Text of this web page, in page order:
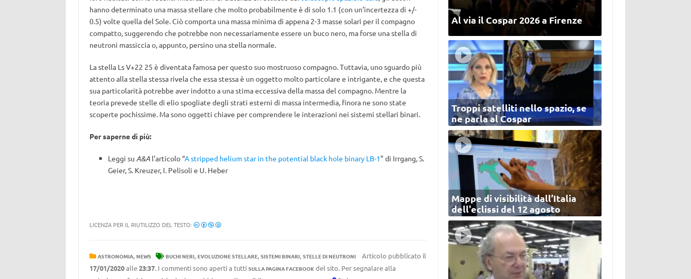
hanno determinato una massa stellare che molto probabilmente è di solo 1.1 (con un’incertezza di +/-
0.5) volte quella del Sole. Ciò comporta una massa minima di appena 2-3 masse solari per il compagno
compatto, suggerendo che potrebbe non necessariamente essere un buco nero, ma forse una stella di
neutroni massiccia o, appunto, persino una stella normale.
La stella Ls V+22 25 è diventata famosa per questo suo mostruoso compagno. Tuttavia, uno sguardo più
attento alla stella stessa rivela che essa stessa è un oggetto molto particolare e intrigante, e che questa
sua particolarità potrebbe aver indotto a una stima eccessiva della massa del compagno. Mentre la
teoria prevede stelle di elio spogliate degli strati esterni di massa intermedia, finora ne sono state
scoperte pochissime. Ma sono oggetti chiave per comprendere le interazioni nei sistemi stellari binari.
Per saperne di più:
Leggi su A&Al’articolo “A stripped helium star in the potential black hole binary LB-1” di Irrgang, S.
Geier, S. Kreuzer, I. Pelisoli e U. Heber
LICENZA PER IL RIUTILIZZO DEL TESTO:
ASTRONOMIA, NEWS BUCHI NERI, EVOLUZIONE STELLARE, SISTEMI BINARI, STELLE DI NEUTRONI
Articolo pubblicato il
17/01/2020alle23:37. I commenti sono aperti a tutti SULLA PAGINA FACEBOOKdel sito. Per segnalare alla
Al via il Cospar 2026 a Firenze
Troppi satelliti nello spazio, se
ne parla al Cospar
Mappe di visibilità dall’Italia
dell'eclissi del 12 agosto